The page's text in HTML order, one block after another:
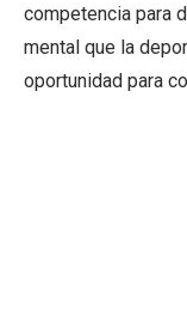
competencia para
mental que la
oportunidad para